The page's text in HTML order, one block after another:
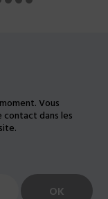
Vous
dans les